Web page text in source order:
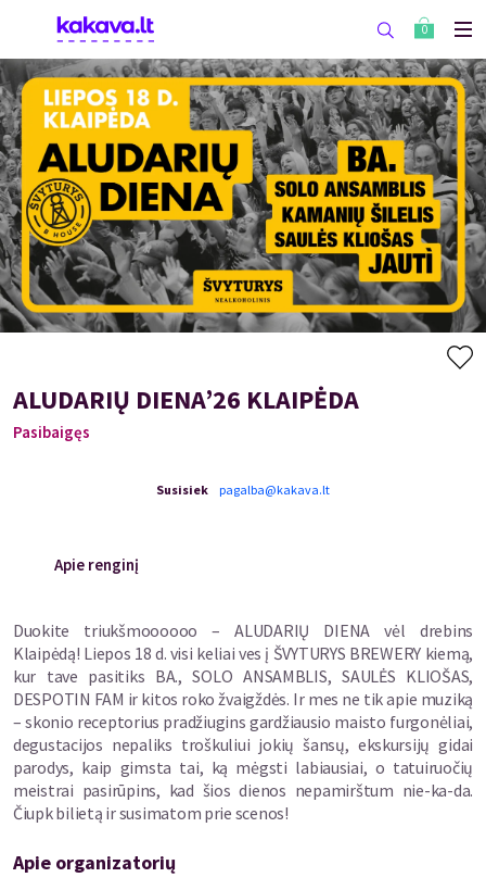
0
ALUDARIŲ DIENA’26 KLAIPĖDA
Pasibaigęs
Susisiek pagalba@kakava.lt
Apie renginį
Duokite triukšmoooooo – ALUDARIŲ DIENA vėl drebins
Klaipėdą! Liepos 18 d. visi keliai ves į ŠVYTURYS BREWERY kiemą,
kur tave pasitiks BA., SOLO ANSAMBLIS, SAULĖS KLIOŠAS,
DESPOTIN FAM ir kitos roko žvaigždės. Ir mes ne tik apie muziką
– skonio receptorius pradžiugins gardžiausio maisto furgonėliai,
degustacijos nepaliks troškuliui jokių šansų, ekskursijų gidai
parodys, kaip gimsta tai, ką mėgsti labiausiai, o tatuiruočių
meistrai pasirūpins, kad šios dienos nepamirštum nie-ka-da.
Čiupk bilietą ir susimatom prie scenos!
Apie organizatorių